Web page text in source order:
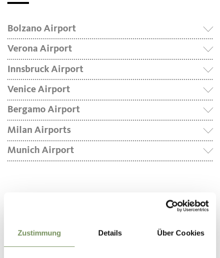
Zustimmung Details Über Cookies
Bolzano Airport
Verona Airport
Innsbruck Airport
Venice Airport
Bergamo Airport
Milan Airports
Munich Airport